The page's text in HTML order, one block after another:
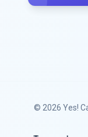
© 2026 Yes!